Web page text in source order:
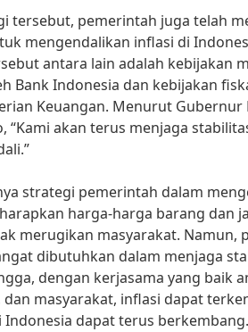
tersebut, pemerintah juga telah
mengendalikan inflasi di
antara lain adalah kebijakan
Bank Indonesia dan kebijakan
Keuangan. Menurut Gubernur
“Kami akan terus menjaga
strategi pemerintah dalam
harga-harga barang dan
merugikan masyarakat. Namun,
dibutuhkan dalam menjaga
dengan kerjasama yang baik
dan masyarakat, inflasi dapat
Indonesia dapat terus berkembang.